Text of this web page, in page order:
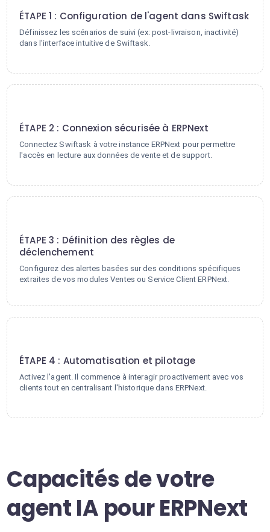
ÉTAPE 1 : Configuration de l'agent dans Swiftask
Définissez les scénarios de suivi (ex: post-livraison, inactivité)
dans l'interface intuitive de Swiftask.
ÉTAPE 2 : Connexion sécurisée à ERPNext
Connectez Swiftask à votre instance ERPNext pour permettre
l'accès en lecture aux données de vente et de support.
ÉTAPE 3 : Définition des règles de
déclenchement
Configurez des alertes basées sur des conditions spécifiques
extraites de vos modules Ventes ou Service Client ERPNext.
ÉTAPE 4 : Automatisation et pilotage
Activez l'agent. Il commence à interagir proactivement avec vos
clients tout en centralisant l'historique dans ERPNext.
Capacités de votre
agent IA pour ERPNext